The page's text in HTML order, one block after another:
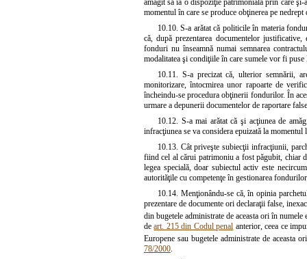
amăgit să ia o dispoziţie patrimonială prin care
momentul în care se produce obţinerea pe
10.10. S-a arătat că politicile în materia
că, după prezentarea documentelor
fonduri nu înseamnă numai semnarea
modalitatea şi condiţiile în care sumele vor fi
10.11. S-a precizat că, ulterior semnării,
monitorizare, întocmirea unor rapoarte de
încheindu-se procedura obţinerii fondurilor. În
urmare a depunerii documentelor de raportare
10.12. S-a mai arătat că şi acţiunea de
infracţiunea se va considera epuizată la
10.13. Cât priveşte subiecţii infracţiunii,
fiind cel al cărui patrimoniu a fost păgubit, chiar
legea specială, doar subiectul activ este
autorităţile cu competenţe în gestionarea
10.14. Menţionându-se că, în opinia
prezentare de documente ori declaraţii false,
din bugetele administrate de aceasta ori în numele
deart. 215 din Codul penal anterior, ceea ce
Europene sau bugetele administrate de aceasta
78/2000.